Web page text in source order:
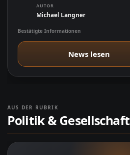
AUTOR
Michael Langner
Bestätigte Informationen
News lesen
AUS DER RUBRIK
Politik & Gesellschaft